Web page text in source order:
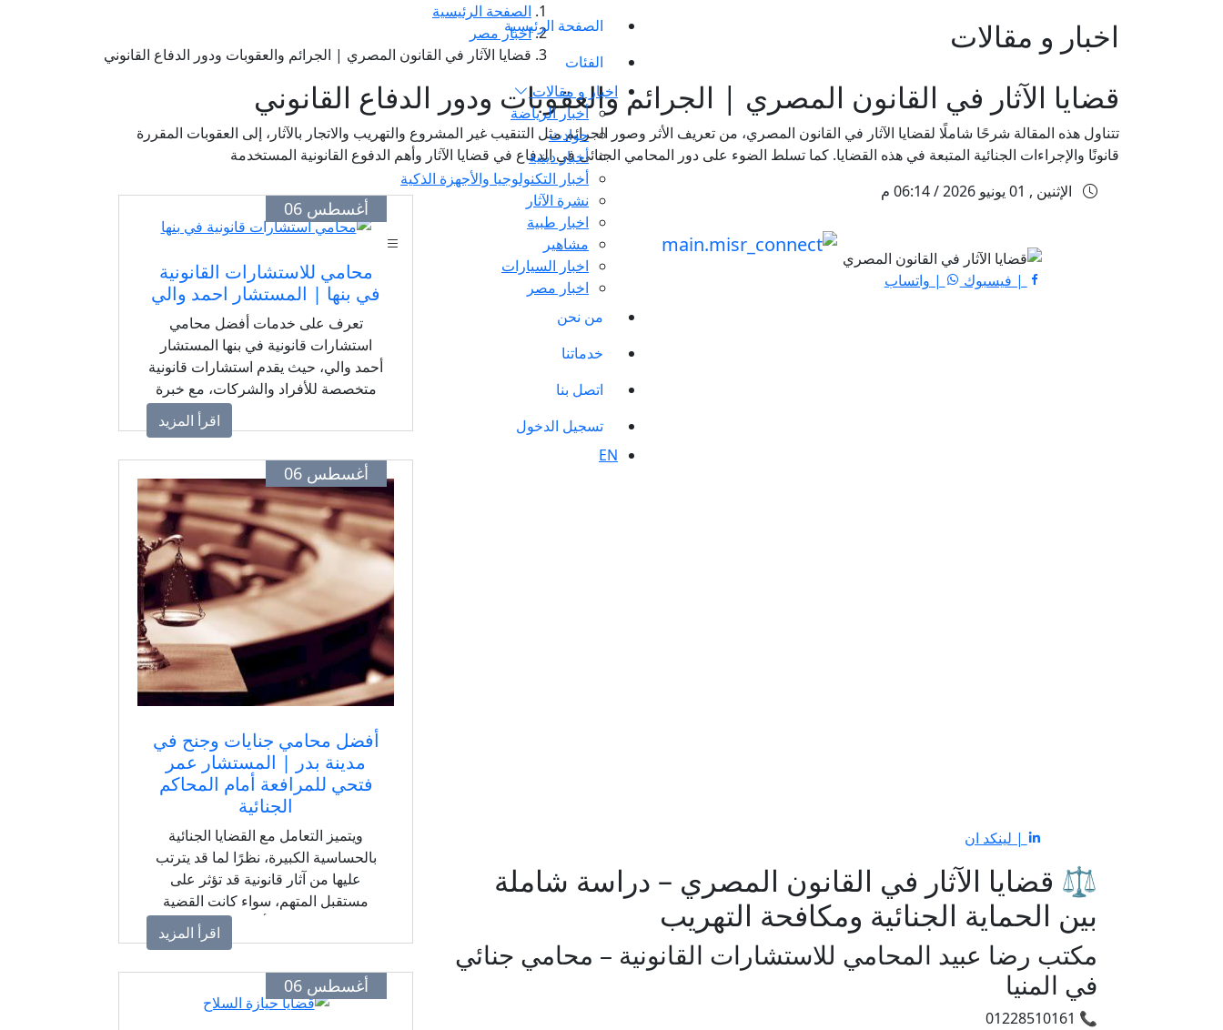
الصفحة الرئيسية
الفئات
اخبار و مقالات
أخبار الرياضة
حوادث
أخبار دينية
أخبار التكنولوجيا والأجهزة الذكية
نشرة الآثار
اخبار طبية
مشاهير
اخبار السيارات
اخبار مصر
من نحن
خدماتنا
اتصل بنا
تسجيل الدخول
EN
اخبار و مقالات
الصفحة الرئيسية
اخبار مصر
قضايا الآثار في القانون المصري | الجرائم والعقوبات ودور الدفاع القانوني
قضايا الآثار في القانون المصري | الجرائم والعقوبات ودور الدفاع القانوني
تتناول هذه المقالة شرحًا شاملًا لقضايا الآثار في القانون المصري، من تعريف الأثر وصور الجرائم مثل التنقيب غير المشروع والتهريب والاتجار بالآثار، إلى العقوبات المقررة
قانونًا والإجراءات الجنائية المتبعة في هذه القضايا. كما تسلط الضوء على دور المحامي الجنائي في الدفاع في قضايا الآثار وأهم الدفوع القانونية المستخدمة
الإثنين , 01 يونيو 2026 / 06:14 م
| فيسبوك | واتساب
| لينكد ان
⚖️ قضايا الآثار في القانون المصري – دراسة شاملة
بين الحماية الجنائية ومكافحة التهريب
مكتب رضا عبيد المحامي للاستشارات القانونية – محامي جنائي
في المنيا
📞 01228510161
أغسطس 06
محامي للاستشارات القانونية
في بنها | المستشار احمد والي
تعرف على خدمات أفضل محامي
استشارات قانونية في بنها المستشار
أحمد والي، حيث يقدم استشارات قانونية
متخصصة للأفراد والشركات، مع خبرة
في القضايا المدنية والإيجارات
والشركات، وتقديم حلول قانونية واضحة
اقرأ المزيد
أغسطس 06
أفضل محامي جنايات وجنح في
مدينة بدر | المستشار عمر
فتحي للمرافعة أمام المحاكم
الجنائية
ويتميز التعامل مع القضايا الجنائية
بالحساسية الكبيرة، نظرًا لما قد يترتب
عليها من آثار قانونية قد تؤثر على
مستقبل المتهم، سواء كانت القضية
تتعلق بجنحة بسيطة أو جناية من الجنايات
الكبرى. لذلك فإن وجود محامٍ متخصص
الجنائية بكافة درجاتها يعد أمرًا أساسيًا
لضمان الدفاع القانوني السليم.
اقرأ المزيد
أغسطس 06